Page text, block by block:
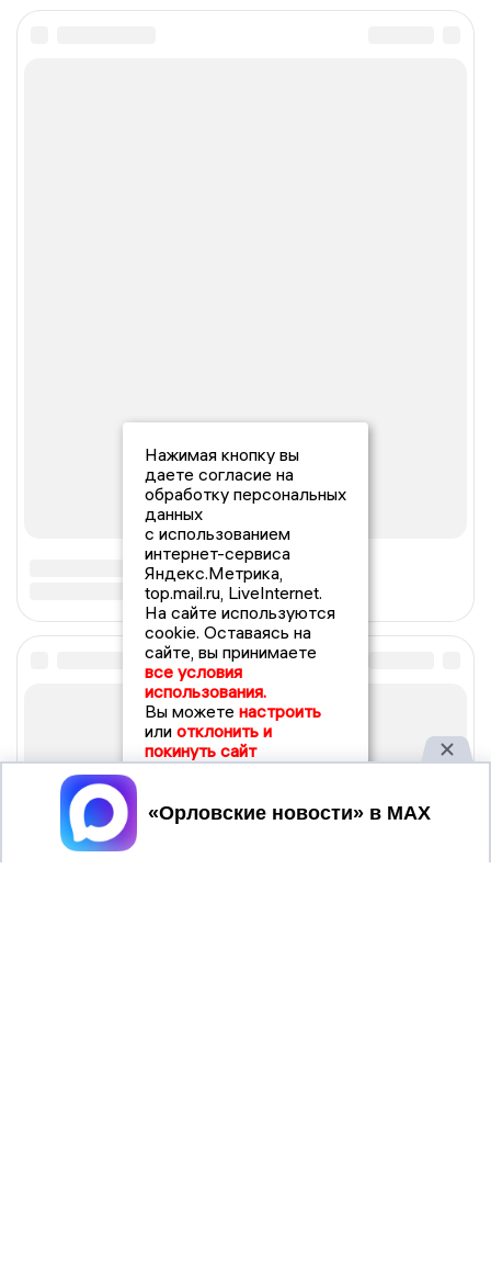
Нажимая кнопку вы
даете согласие на
обработку персональных
данных
с использованием
интернет-сервиса
Яндекс.Метрика,
top.mail.ru, LiveInternet.
На сайте используются
cookie. Оставаясь на
сайте, вы принимаете
все условия
использования.
Вы можете настроить
или отклонить и
покинуть сайт
Принять